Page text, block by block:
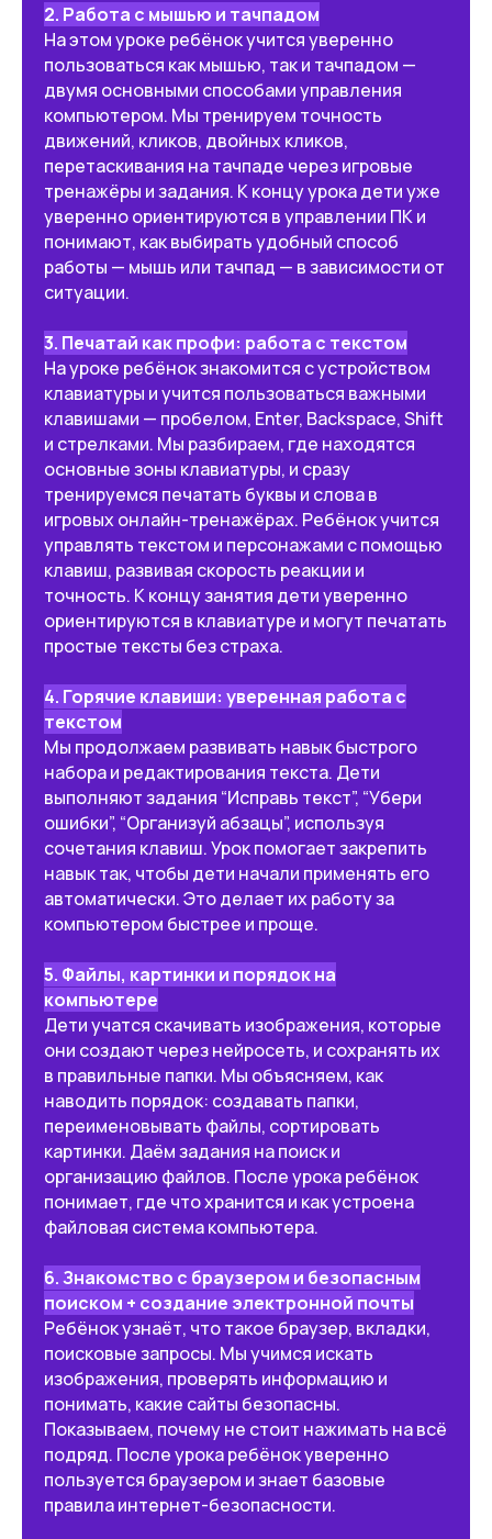
2. Работа с мышью и тачпадом
На этом уроке ребёнок учится уверенно
пользоваться как мышью, так и тачпадом —
двумя основными способами управления
компьютером. Мы тренируем точность
движений, кликов, двойных кликов,
перетаскивания на тачпаде через игровые
тренажёры и задания. К концу урока дети уже
уверенно ориентируются в управлении ПК и
понимают, как выбирать удобный способ
работы — мышь или тачпад — в зависимости от
ситуации.
3. Печатай как профи: работа с текстом
На уроке ребёнок знакомится с устройством
клавиатуры и учится пользоваться важными
клавишами — пробелом, Enter, Backspace, Shift
и стрелками. Мы разбираем, где находятся
основные зоны клавиатуры, и сразу
тренируемся печатать буквы и слова в
игровых онлайн-тренажёрах. Ребёнок учится
управлять текстом и персонажами с помощью
клавиш, развивая скорость реакции и
точность. К концу занятия дети уверенно
ориентируются в клавиатуре и могут печатать
простые тексты без страха.
4. Горячие клавиши: уверенная работа с
текстом
Мы продолжаем развивать навык быстрого
набора и редактирования текста. Дети
выполняют задания “Исправь текст”, “Убери
ошибки”, “Организуй абзацы”, используя
сочетания клавиш. Урок помогает закрепить
навык так, чтобы дети начали применять его
автоматически. Это делает их работу за
компьютером быстрее и проще.
5. Файлы, картинки и порядок на
компьютере
Дети учатся скачивать изображения, которые
они создают через нейросеть, и сохранять их
в правильные папки. Мы объясняем, как
наводить порядок: создавать папки,
переименовывать файлы, сортировать
картинки. Даём задания на поиск и
организацию файлов. После урока ребёнок
понимает, где что хранится и как устроена
файловая система компьютера.
6. Знакомство с браузером и безопасным
поиском + создание электронной почты
Ребёнок узнаёт, что такое браузер, вкладки,
поисковые запросы. Мы учимся искать
изображения, проверять информацию и
понимать, какие сайты безопасны.
Показываем, почему не стоит нажимать на всё
подряд. После урока ребёнок уверенно
пользуется браузером и знает базовые
правила интернет-безопасности.
ВЫБРАТЬ ТАРИФ
Какие навыки получит
ребёнок на курсе
🖥 Уверенное владение
компьютером
Ребёнок научится работать
программами и уверенно
пользоваться компьютером.
🌐 Цифровая безопасность
Поймёт, как безопасно вести
себя в интернете и защищать
личные данные.
Будет создавать свои игры
и интерактивные задания,
а не просто играть.
🎨 Творчество с нейросетями
Научится создавать картинки,
персонажей, комиксы и идеи
с помощью ИИ.
🎬 Монтаж видео
и мультфильмов
Освоит простые инструменты
для создания видео, анимации
и презентаций.
🧩 Логика и мышление
Разовьет логику, внимание,
умение мыслить